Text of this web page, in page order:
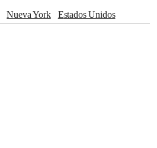
Nueva York Estados Unidos